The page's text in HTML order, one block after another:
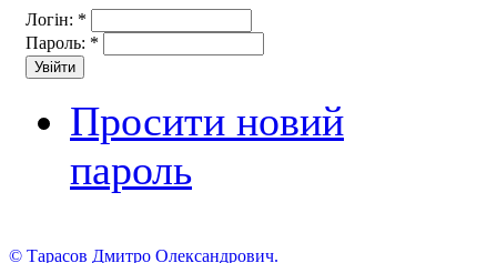
Логін: *
Пароль: *
Просити новий
пароль
© Тарасов Дмитро Олександрович.